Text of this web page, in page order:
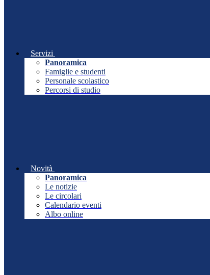
Servizi
Panoramica
Famiglie e studenti
Personale scolastico
Percorsi di studio
Novità
Panoramica
Le notizie
Le circolari
Calendario eventi
Albo online